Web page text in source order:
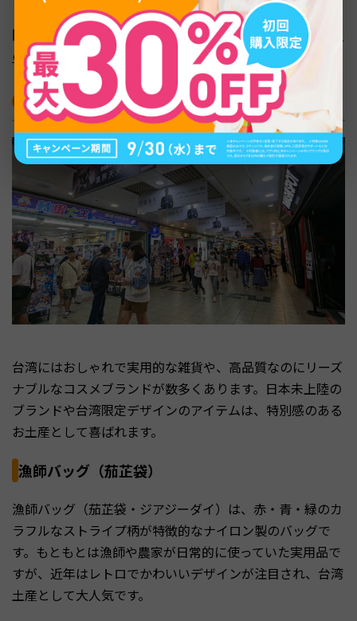
関連記事： 台湾旅行におすすめの時期はいつ？季節・月別
のベストシーズンを徹底解説
台湾限定の雑貨・コスメ
台湾にはおしゃれで実用的な雑貨や、高品質なのにリーズ
ナブルなコスメブランドが数多くあります。日本未上陸の
ブランドや台湾限定デザインのアイテムは、特別感のある
お土産として喜ばれます。
漁師バッグ（茄芷袋）
漁師バッグ（茄芷袋・ジアジーダイ）は、赤・青・緑のカ
ラフルなストライプ柄が特徴的なナイロン製のバッグで
す。もともとは漁師や農家が日常的に使っていた実用品で
すが、近年はレトロでかわいいデザインが注目され、台湾
土産として大人気です。